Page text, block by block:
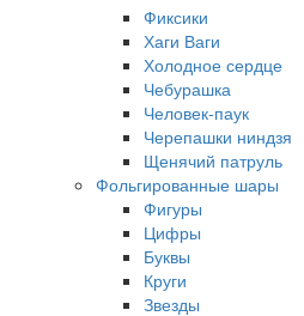
Фиксики
Хаги Ваги
Холодное сердце
Чебурашка
Человек-паук
Черепашки ниндзя
Щенячий патруль
Фольгированные шары
Фигуры
Цифры
Буквы
Круги
Звезды